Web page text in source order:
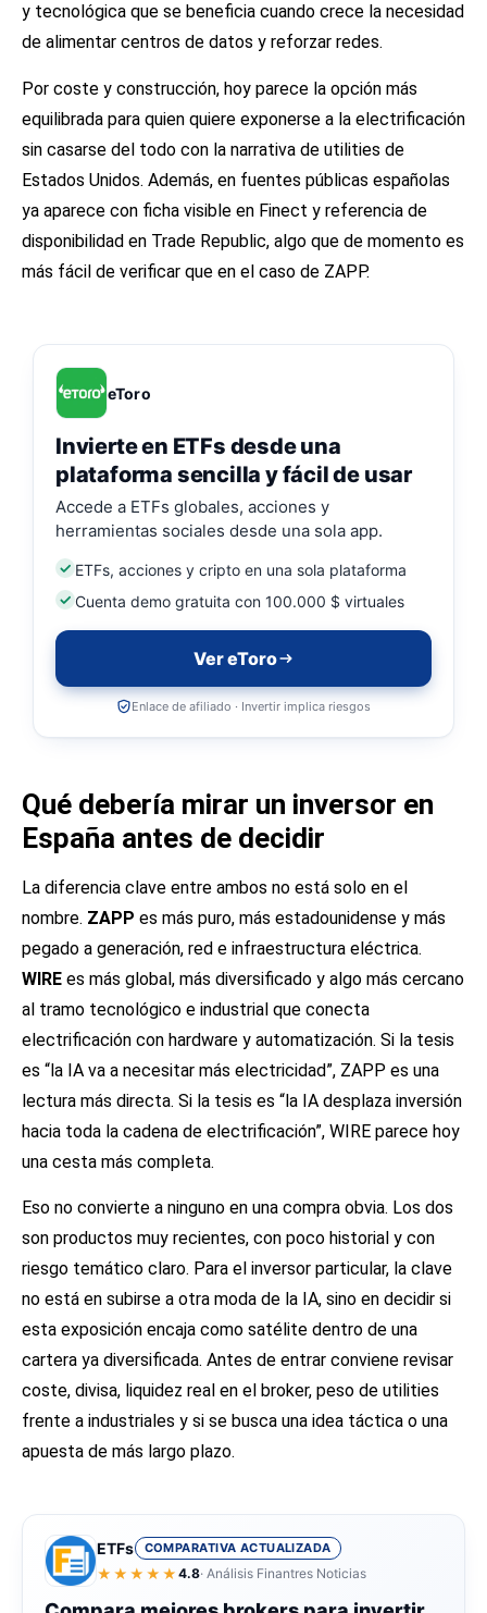
y tecnológica que se beneficia cuando crece la necesidad
de alimentar centros de datos y reforzar redes.
Por coste y construcción, hoy parece la opción más
equilibrada para quien quiere exponerse a la electrificación
sin casarse del todo con la narrativa de utilities de
Estados Unidos. Además, en fuentes públicas españolas
ya aparece con ficha visible en Finect y referencia de
disponibilidad en Trade Republic, algo que de momento es
más fácil de verificar que en el caso de ZAPP.
eToro
Invierte en ETFs desde una
plataforma sencilla y fácil de usar
Accede a ETFs globales, acciones y
herramientas sociales desde una sola app.
ETFs, acciones y cripto en una sola plataforma
Cuenta demo gratuita con 100.000 $ virtuales
Ver eToro
Enlace de afiliado · Invertir implica riesgos
Qué debería mirar un inversor en
España antes de decidir
La diferencia clave entre ambos no está solo en el
nombre. ZAPP es más puro, más estadounidense y más
pegado a generación, red e infraestructura eléctrica.
WIRE es más global, más diversificado y algo más cercano
al tramo tecnológico e industrial que conecta
electrificación con hardware y automatización. Si la tesis
es “la IA va a necesitar más electricidad”, ZAPP es una
lectura más directa. Si la tesis es “la IA desplaza inversión
hacia toda la cadena de electrificación”, WIRE parece hoy
una cesta más completa.
Eso no convierte a ninguno en una compra obvia. Los dos
son productos muy recientes, con poco historial y con
riesgo temático claro. Para el inversor particular, la clave
no está en subirse a otra moda de la IA, sino en decidir si
esta exposición encaja como satélite dentro de una
cartera ya diversificada. Antes de entrar conviene revisar
coste, divisa, liquidez real en el broker, peso de utilities
frente a industriales y si se busca una idea táctica o una
apuesta de más largo plazo.
ETFs COMPARATIVA ACTUALIZADA
★★★★★ 4.8· Análisis Finantres Noticias